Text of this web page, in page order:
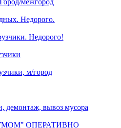
межгород
Недорого.
Недорого!
м/город
демонтаж, вывоз мусора
ОПЕРАТИВНО